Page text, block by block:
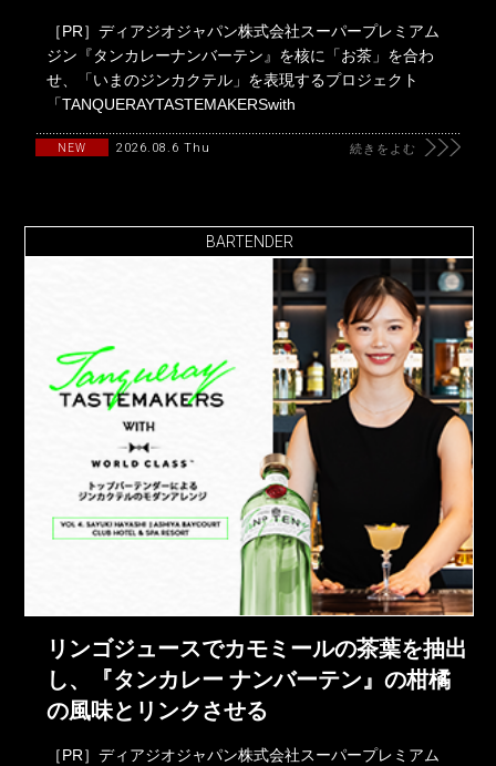
［PR］ディアジオジャパン株式会社スーパープレミアム
ジン『タンカレーナンバーテン』を核に「お茶」を合わ
せ、「いまのジンカクテル」を表現するプロジェクト
「TANQUERAYTASTEMAKERSwith
NEW 2026.08.6 Thu 続きをよむ
BARTENDER
リンゴジュースでカモミールの茶葉を抽出
し、『タンカレー ナンバーテン』の柑橘
の風味とリンクさせる
［PR］ディアジオジャパン株式会社スーパープレミアム